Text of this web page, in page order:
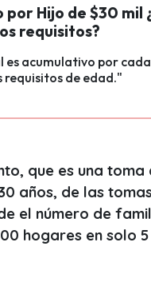
por Hijo de $30 mil
requisitos?
es acumulativo por
requisitos de edad."
que es una
años, de las
el número de
hogares en solo 5